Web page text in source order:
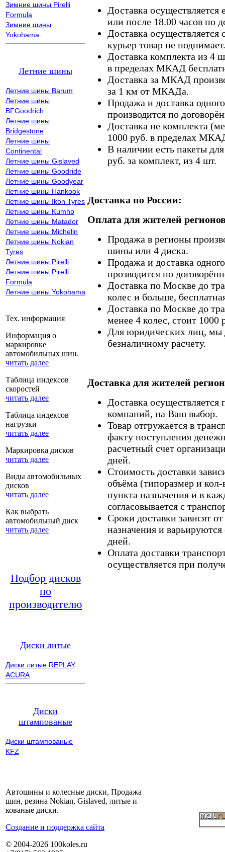
Зимние шины Pirelli
Formula
Зимние шины
Yokohama
Летние шины
Летние шины Barum
Летние шины
BFGoodrich
Летние шины
Bridgestone
Летние шины
Continental
Летние шины Gislaved
Летние шины Goodride
Летние шины Goodyear
Летние шины Hankook
Летние шины Ikon Tyres
Летние шины Kumho
Летние шины Matador
Летние шины Michelin
Летние шины Nokian
Tyres
Летние шины Pirelli
Летние шины Pirelli
Formula
Летние шины Yokohama
Тех. информация
Информация о
маркировке
автомобильных шин.
читать далее
Таблица индексов
скоростей
читать далее
Таблица индексов
нагрузки
читать далее
Маркировка дисков
читать далее
Виды автомобильных
дисков
читать далее
Как выбрать
автомобильный диск
читать далее
Подбор дисков
по
производителю
Диски литые
Диски литые REPLAY
ACURA
Диски
штампованые
Диски штампованые
KFZ
Доставка осуществляется
или после 18.00 часов по
Доставка осуществляется
курьер товар не поднимает.
Доставка комплекта из 4
в пределах МКАД
Доставка за МКАД
за 1 км от МКАДа.
Продажа и доставка
производится по
Доставка не комплекта
1000 руб. в пределах
В наличии есть пакеты
руб. за комплект, из 4 шт.
Доставка по России:
Оплата для жителей
Продажа в регионы
шины или 4 диска.
Продажа и доставка
прозводится по
Доставка по Москве до
колес и больше,
Доставка по Москве до
менее 4 колес, стоит 1000
Для юридических лиц, мы
безналичному расчету.
Доставка для жителей
Доставка
компаний, на Ваш выбор.
Товар отгружается в
факту поступления
расчетный счет
дней.
Стоимость доставки
объёма (типоразмер и кол-
пункта назначения и в
согласовывается с
Сроки доставки зависят
назначения и
дней.
Оплата доставки
осуществляется при
Автошины и колесные диски, Продажа
шин, резина Nokian, Gislaved, литые и
кованые диски.
Cоздание и поддержка сайта
© 2004-2026 100koles.ru